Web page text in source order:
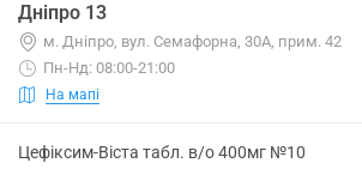
Дніпро 13
м. Дніпро, вул. Семафорна, 30А, прим. 42
Пн-Нд: 08:00-21:00
На мапі
Цефіксим-Віста табл. в/о 400мг №10